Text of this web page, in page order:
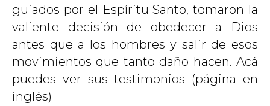
guiados por el Espíritu Santo, tomaron la
valiente decisión de obedecer a Dios
antes que a los hombres y salir de esos
movimientos que tanto daño hacen. Acá
puedes ver sus testimonios (página en
inglés)